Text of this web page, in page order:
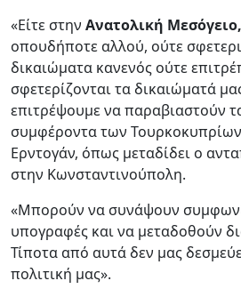
«Είτε στην Ανατολική Μεσόγειο,
οπουδήποτε αλλού, ούτε
δικαιώματα κανενός ούτε
σφετερίζονται τα δικαιώματά
επιτρέψουμε να παραβιαστούν
συμφέροντα των
Ερντογάν, όπως μεταδίδει ο
στην Κωνσταντινούπολη.
«Μπορούν να συνάψουν
υπογραφές και να μεταδοθούν
Τίποτα από αυτά δεν μας
πολιτική μας».